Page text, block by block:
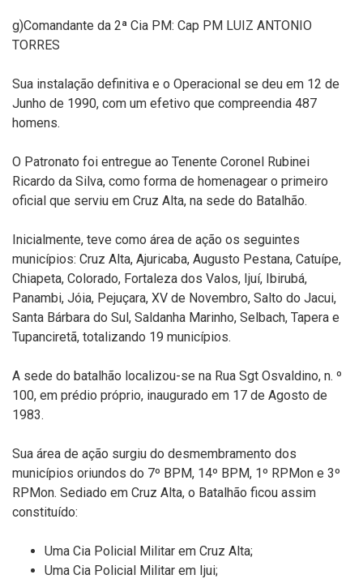
g)Comandante da 2ª Cia PM: Cap PM LUIZ ANTONIO
TORRES
Sua instalação definitiva e o Operacional se deu em 12 de
Junho de 1990, com um efetivo que compreendia 487
homens.
O Patronato foi entregue ao Tenente Coronel Rubinei
Ricardo da Silva, como forma de homenagear o primeiro
oficial que serviu em Cruz Alta, na sede do Batalhão.
Inicialmente, teve como área de ação os seguintes
municípios: Cruz Alta, Ajuricaba, Augusto Pestana, Catuípe,
Chiapeta, Colorado, Fortaleza dos Valos, Ijuí, Ibirubá,
Panambi, Jóia, Pejuçara, XV de Novembro, Salto do Jacui,
Santa Bárbara do Sul, Saldanha Marinho, Selbach, Tapera e
Tupanciretã, totalizando 19 municípios.
A sede do batalhão localizou-se na Rua Sgt Osvaldino, n. º
100, em prédio próprio, inaugurado em 17 de Agosto de
1983.
Sua área de ação surgiu do desmembramento dos
municípios oriundos do 7º BPM, 14º BPM, 1º RPMon e 3º
RPMon. Sediado em Cruz Alta, o Batalhão ficou assim
constituído:
Uma Cia Policial Militar em Cruz Alta;
Uma Cia Policial Militar em Ijui;